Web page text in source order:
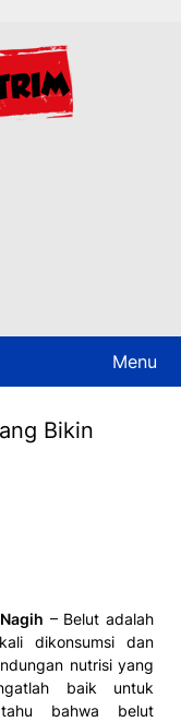
Menu
Bikin
– Belut adalah
dikonsumsi dan
nutrisi yang
baik untuk
bahwa belut